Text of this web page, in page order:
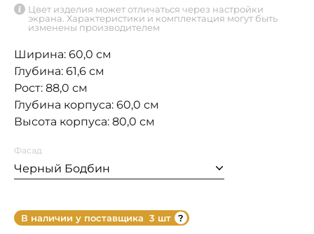
Цвет изделия может отличаться через настройки
экрана. Характеристики и комплектация могут быть
изменены производителем
Ширина: 60,0 см
Глубина: 61,6 см
Рост: 88,0 см
Глубина корпуса: 60,0 см
Высота корпуса: 80,0 см
Фасад
Черный Бодбин
В наличии у поставщика 3 шт